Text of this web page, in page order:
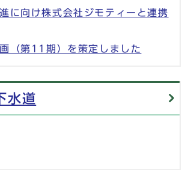
に向け株式会社ジモティーと連携
（第11期）を策定しました
水道